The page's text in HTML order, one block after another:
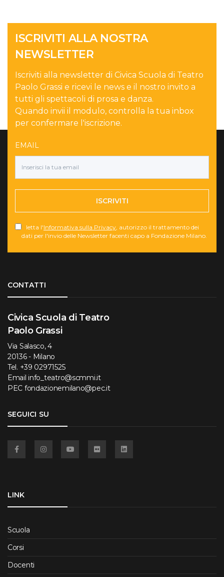
ISCRIVITI ALLA NOSTRA
NEWSLETTER
Iscriviti alla newsletter di Civica Scuola di Teatro
Paolo Grassi e ricevi le news e il nostro invito a
tutti gli spettacoli di prosa e danza.
Quando invii il modulo, controlla la tua inbox
per confermare l'iscrizione.
EMAIL
ISCRIVITI
letta l'Informativa sulla Privacy , autorizzo il trattamento dei
dati per l'invio delle Newsletter facenti capo a Fondazione Milano.
CONTATTI
Civica Scuola di Teatro
Paolo Grassi
Via Salasco, 4
20136 - Milano
Tel. +39 02971525
Email info_teatro@scmmi.it
PEC fondazionemilano@pec.it
SEGUICI SU
LINK
Scuola
Corsi
Docenti